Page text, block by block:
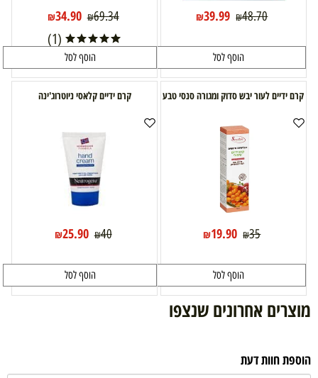
₪48.70
₪39.99
הוסף לסל
₪69.34
₪34.90
(1)
הוסף לסל
קרם ידיים לעור יבש סדוק ומגורה סנסי טבע
₪35
₪19.90
הוסף לסל
קרם ידיים קלאסי ניוטרוג'ינה
₪40
₪25.90
הוסף לסל
מוצרים אחרונים שנצפו
הוספת חוות דעת